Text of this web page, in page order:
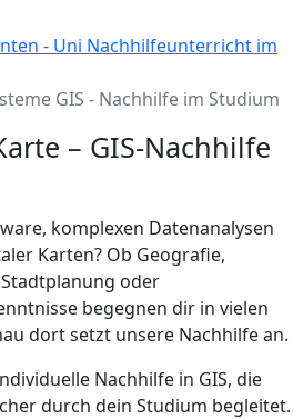
- Uni Nachhilfeunterricht im
GIS - Nachhilfe im Studium
– GIS-Nachhilfe
komplexen Datenanalysen
Karten? Ob Geografie,
oder
begegnen dir in vielen
dort setzt unsere Nachhilfe an.
Nachhilfe in GIS, die
durch dein Studium begleitet.